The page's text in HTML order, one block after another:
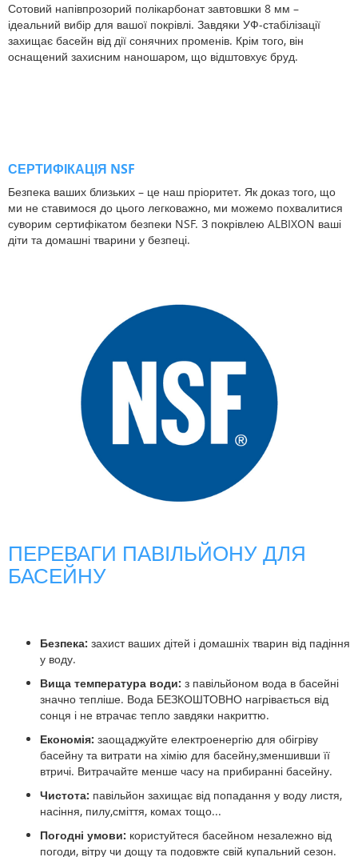
Сотовий напівпрозорий полікарбонат завтовшки 8 мм –
ідеальний вибір для вашої покрівлі. Завдяки УФ-стабілізації
захищає басейн від дії сонячних променів. Крім того, він
оснащений захисним наношаром, що відштовхує бруд.
СЕРТИФІКАЦІЯ NSF
Безпека ваших близьких – це наш пріоритет. Як доказ того, що
ми не ставимося до цього легковажно, ми можемо похвалитися
суворим сертифікатом безпеки NSF. З покрівлею ALBIXON ваші
діти та домашні тварини у безпеці.
ПЕРЕВАГИ ПАВІЛЬЙОНУ ДЛЯ
БАСЕЙНУ
Безпека: захист ваших дітей і домашніх тварин від падіння
у воду.
Вища температура води: з павільйоном вода в басейні
значно тепліше. Вода БЕЗКОШТОВНО нагрівається від
сонця і не втрачає тепло завдяки накриттю.
Економія: заощаджуйте електроенергію для обігріву
басейну та витрати на хімію для басейну,зменшивши її
втричі. Витрачайте менше часу на прибиранні басейну.
Чистота: павільйон захищає від попадання у воду листя,
насіння, пилу,сміття, комах тощо...
Погодні умови: користуйтеся басейном незалежно від
погоди, вітру чи дощу та подовжте свій купальний сезон.